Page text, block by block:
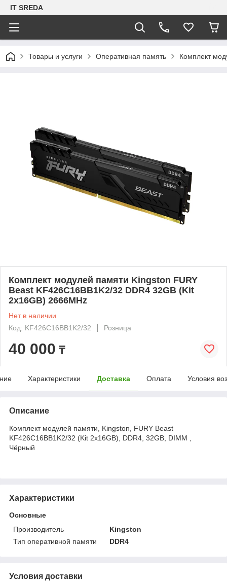
IT SREDA
Товары и услуги Оперативная память Комплект
Комплект модулей памяти Kingston FURY
Beast KF426C16BB1K2/32 DDR4 32GB (Kit
2x16GB) 2666MHz
Нет в наличии
Код: KF426C16BB1K2/32
Розница
40 000 ₸
Характеристики Доставка Оплата Условия
Описание
Комплект модулей памяти, Kingston, FURY Beast
KF426C16BB1K2/32 (Kit 2x16GB), DDR4, 32GB, DIMM ,
Чёрный
Характеристики
Основные
Производитель
Kingston
Тип оперативной памяти
DDR4
Условия доставки